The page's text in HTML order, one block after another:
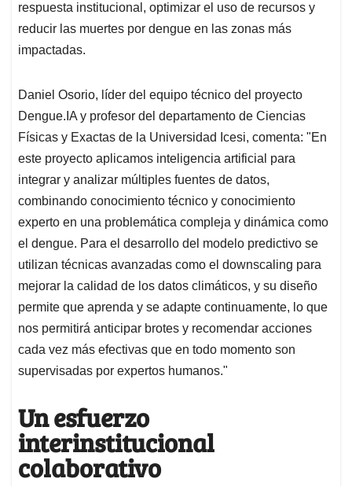
respuesta institucional, optimizar el uso de recursos y
reducir las muertes por dengue en las zonas más
impactadas.
Daniel Osorio, líder del equipo técnico del proyecto
Dengue.IA y profesor del departamento de Ciencias
Físicas y Exactas de la Universidad Icesi, comenta: "En
este proyecto aplicamos inteligencia artificial para
integrar y analizar múltiples fuentes de datos,
combinando conocimiento técnico y conocimiento
experto en una problemática compleja y dinámica como
el dengue. Para el desarrollo del modelo predictivo se
utilizan técnicas avanzadas como el downscaling para
mejorar la calidad de los datos climáticos, y su diseño
permite que aprenda y se adapte continuamente, lo que
nos permitirá anticipar brotes y recomendar acciones
cada vez más efectivas que en todo momento son
supervisadas por expertos humanos."
Un esfuerzo
interinstitucional
colaborativo